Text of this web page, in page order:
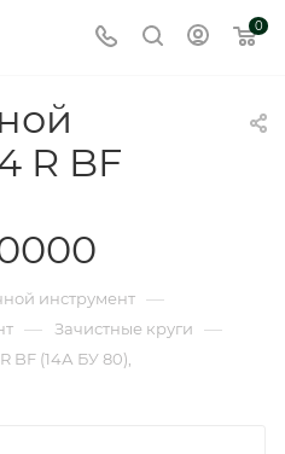
0
R BF
инструмент —
— Зачистные круги —
BF (14А БУ 80),